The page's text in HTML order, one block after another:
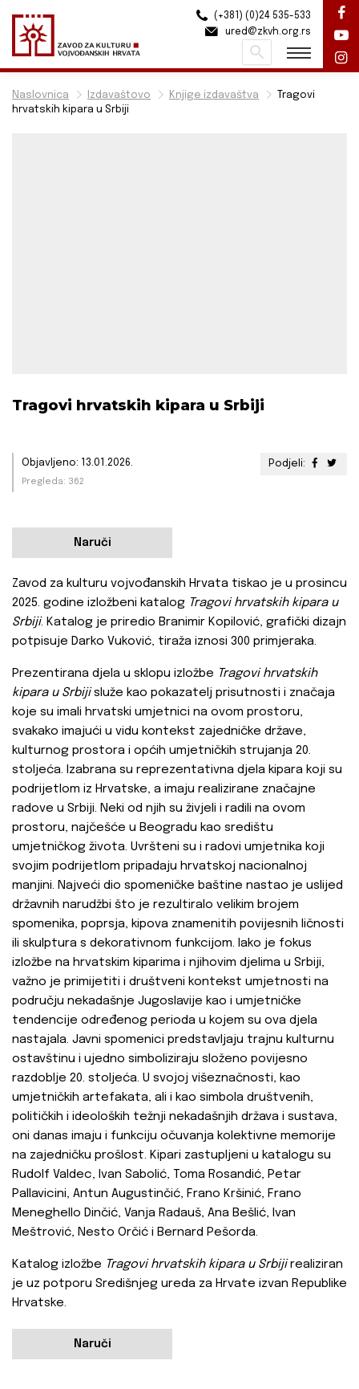
Naslovnica Izdavaštovo Knjige izdavaštva
Tragovi
hrvatskih kipara u Srbiji
Tragovi hrvatskih kipara u Srbiji
Podjeli:
Objavljeno: 13.01.2026.
Pregleda: 362
Naruči
Zavod za kulturu vojvođanskih Hrvata tiskao je u prosincu
2025. godine izložbeni katalog Tragovi hrvatskih kipara u
Srbiji. Katalog je priredio Branimir Kopilović, grafički dizajn
potpisuje Darko Vuković, tiraža iznosi 300 primjeraka.
Prezentirana djela u sklopu izložbe Tragovi hrvatskih
kipara u Srbijisluže kao pokazatelj prisutnosti i značaja
koje su imali hrvatski umjetnici na ovom prostoru,
svakako imajući u vidu kontekst zajedničke države,
kulturnog prostora i općih umjetničkih strujanja 20.
stoljeća. Izabrana su reprezentativna djela kipara koji su
podrijetlom iz Hrvatske, a imaju realizirane značajne
radove u Srbiji. Neki od njih su živjeli i radili na ovom
prostoru, najčešće u Beogradu kao središtu
umjetničkog života. Uvršteni su i radovi umjetnika koji
svojim podrijetlom pripadaju hrvatskoj nacionalnoj
manjini. Najveći dio spomeničke baštine nastao je uslijed
državnih narudžbi što je rezultiralo velikim brojem
spomenika, poprsja, kipova znamenitih povijesnih ličnosti
ili skulptura s dekorativnom funkcijom. Iako je fokus
izložbe na hrvatskim kiparima i njihovim djelima u Srbiji,
važno je primijetiti i društveni kontekst umjetnosti na
području nekadašnje Jugoslavije kao i umjetničke
tendencije određenog perioda u kojem su ova djela
nastajala. Javni spomenici predstavljaju trajnu kulturnu
ostavštinu i ujedno simboliziraju složeno povijesno
razdoblje 20. stoljeća. U svojoj višeznačnosti, kao
umjetničkih artefakata, ali i kao simbola društvenih,
političkih i ideoloških težnji nekadašnjih država i sustava,
oni danas imaju i funkciju očuvanja kolektivne memorije
na zajedničku prošlost. Kipari zastupljeni u katalogu su
Rudolf Valdec, Ivan Sabolić, Toma Rosandić, Petar
Pallavicini, Antun Augustinčić, Frano Kršinić, Frano
Meneghello Dinčić, Vanja Radauš, Ana Bešlić, Ivan
Meštrović, Nesto Orčić i Bernard Pešorda.
Katalog izložbe Tragovi hrvatskih kipara u Srbijirealiziran
je uz potporu Središnjeg ureda za Hrvate izvan Republike
Hrvatske.
Naruči
(+381) (0)24 535-533
ured@zkvh.org.rs
Pretraži